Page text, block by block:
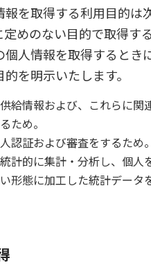
報を取得する利用目的は
定めのない目的で取得す
個人情報を取得するとき
を明示いたします。
給情報および、これらに関
ため。
認証および審査をするため。
計的に集計・分析し、個人
形態に加工した統計データ